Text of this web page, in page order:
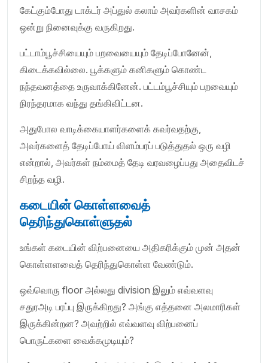
கேட்கும்போது டாக்டர் அப்துல் கலாம் அவர்களின் வாசகம்
ஒன்று நினைவுக்கு வருகிறது.
பட்டாம்பூச்சியையும் பறவையையும் தேடிப்போனேன்,
கிடைக்கவில்லை. பூக்களும் கனிகளும் கொண்ட
நந்தவனத்தை உருவாக்கினேன். பட்டம்பூச்சியும் பறவையும்
நிரந்தரமாக வந்து தங்கிவிட்டன.
அதுபோல வாடிக்கையாளர்களைக் கவர்வதற்கு,
அவர்களைத் தேடிப்போய் விளம்பரப் படுத்துதல் ஒரு வழி
என்றால், அவர்கள் நம்மைத் தேடி வரவழைப்பது அதைவிடச்
சிறந்த வழி.
கடையின் கொள்ளவைத்
தெரிந்துகொள்ளுதல்
உங்கள் கடையின் விற்பனையை அதிகரிக்கும் முன் அதன்
கொள்ளளவைத் தெரிந்துகொள்ள வேண்டும்.
ஒவ்வொரு floor அல்லது division இலும் எவ்வளவு
சதுரஅடி பரப்பு இருக்கிறது? அங்கு எத்தனை அலமாரிகள்
இருக்கின்றன? அவற்றில் எவ்வளவு விற்பனைப்
பொருட்களை வைக்கமுடியும்?